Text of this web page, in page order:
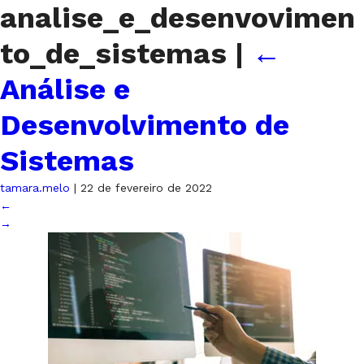
analise_e_desenvovimen
to_de_sistemas | ←
Análise e
Desenvolvimento de
Sistemas
tamara.melo | 22 de fevereiro de 2022
←
→